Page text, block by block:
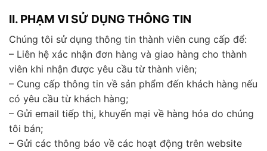
II. PHẠM VI SỬ DỤNG THÔNG TIN
Chúng tôi sử dụng thông tin thành viên cung cấp để:
– Liên hệ xác nhận đơn hàng và giao hàng cho thành
viên khi nhận được yêu cầu từ thành viên;
– Cung cấp thông tin về sản phẩm đến khách hàng nếu
có yêu cầu từ khách hàng;
– Gửi email tiếp thị, khuyến mại về hàng hóa do chúng
tôi bán;
– Gửi các thông báo về các hoạt động trên website